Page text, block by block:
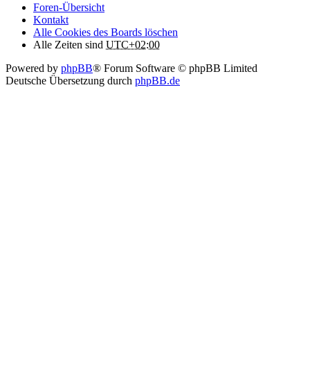
Foren-Übersicht
Kontakt
Alle Cookies des Boards löschen
Alle Zeiten sind UTC+02:00
Powered by phpBB® Forum Software © phpBB Limited
Deutsche Übersetzung durch phpBB.de